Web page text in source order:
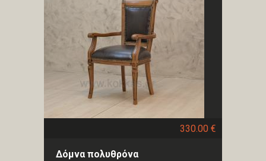
330.00 €
Δόμνα πολυθρόνα